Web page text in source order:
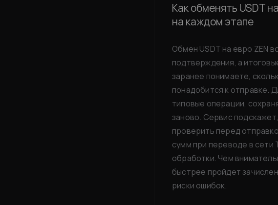
Как обменять USDT
на каждом этапе
Обмен USDT на евро ZEN
подтверждения, а
заранее понимаете,
понадобится к отправке.
типовые операции,
заново. Сервис
проверить перед
сумм при переводе в сети
обработки. Чем
быстрее пройдет
риски ошибок.